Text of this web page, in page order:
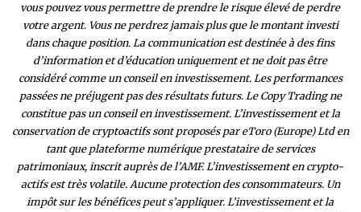
vous pouvez vous permettre de prendre le risque élevé de perdre
votre argent. Vous ne perdrez jamais plus que le montant investi
dans chaque position. La communication est destinée à des fins
d’information et d’éducation uniquement et ne doit pas être
considéré comme un conseil en investissement. Les performances
passées ne préjugent pas des résultats futurs. Le Copy Trading ne
constitue pas un conseil en investissement. L’investissement et la
conservation de cryptoactifs sont proposés par eToro (Europe) Ltd en
tant que plateforme numérique prestataire de services
patrimoniaux, inscrit auprès de l’AMF. L’investissement en crypto-
actifs est très volatile. Aucune protection des consommateurs. Un
impôt sur les bénéfices peut s’appliquer. L’investissement et la